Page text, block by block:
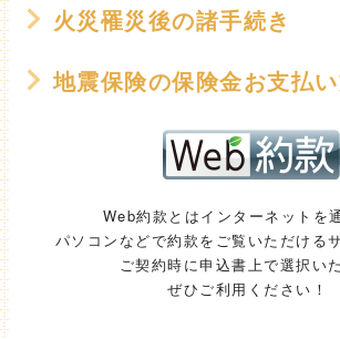
火災罹災後の諸手続き
地震保険の保険金お支払
Web約款とはインターネットを
パソコンなどで約款をご覧いただける
ご契約時に申込書上で選択い
ぜひご利用ください！